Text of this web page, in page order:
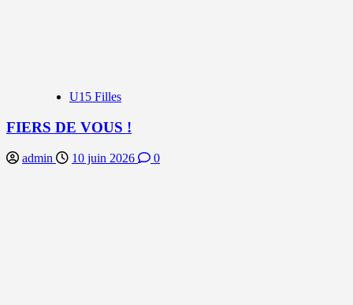
U15 Filles
FIERS DE VOUS !
admin 10 juin 2026 0